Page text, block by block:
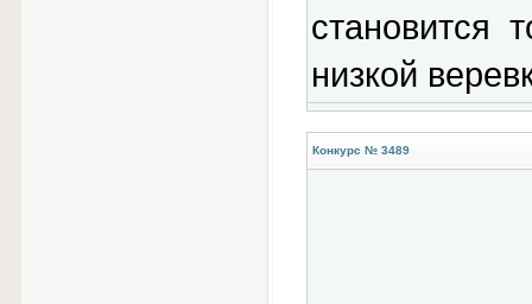
становится
низкой
Конкурс № 3489